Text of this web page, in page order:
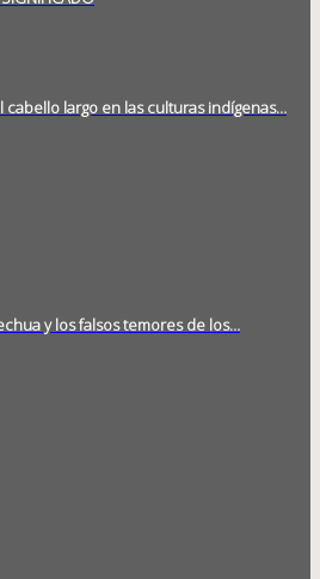
cabello largo en las culturas indígenas…
y los falsos temores de los…